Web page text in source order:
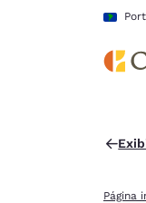
Pular Para
Página